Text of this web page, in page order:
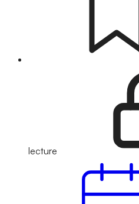
lecture